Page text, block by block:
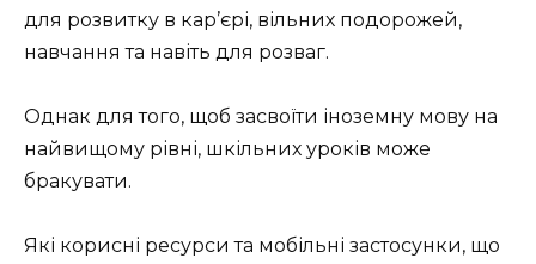
для розвитку в кар’єрі, вільних подорожей,
навчання та навіть для розваг.
Однак для того, щоб засвоїти іноземну мову на
найвищому рівні, шкільних уроків може
бракувати.
Які корисні ресурси та мобільні застосунки, що